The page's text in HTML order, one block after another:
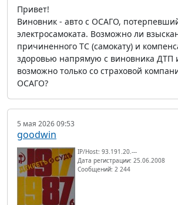
Привет!
Виновник - авто с ОСАГО,
электросамоката. Возможно ли
причиненного ТС (самокату) и
здоровью напрямую с виновника ДТП
возможно только со страховой
ОСАГО?
5 мая 2026 09:53
goodwin
IP/Host: 93.191.20.---
Дата регистрации: 25.06.2008
Сообщений: 2 244